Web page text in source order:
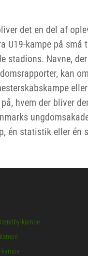
det en del af
U19-kampe på små
stadions. Navne,
kan
hvem der bliver
én statistik eller én
kampe
kampe